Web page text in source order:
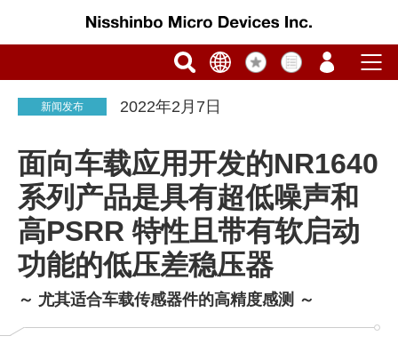
新闻发布 2022年2月7日
面向车载应用开发的NR1640
系列产品是具有超低噪声和
高PSRR 特性且带有软启动
功能的低压差稳压器
～ 尤其适合车载传感器件的高精度感测 ～